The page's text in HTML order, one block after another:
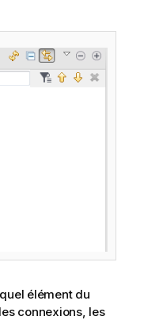
élément du
connexions, les